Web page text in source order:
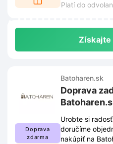
Platí do
Doprava
zdarma
Batoharen.sk
Doprava
Urobte si
doručíme
nakúpiť na